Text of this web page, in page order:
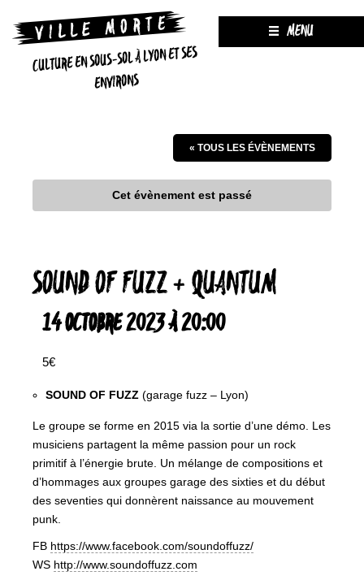
CULTURE EN SOUS-SOL À LYON ET SES
ENVIRONS
MENU
« TOUS LES ÉVÈNEMENTS
Cet évènement est passé
SOUND OF FUZZ + QUANTUM
14 OCTOBRE 2023 À 20:00
5€
SOUND OF FUZZ (garage fuzz – Lyon)
Le groupe se forme en 2015 via la sortie d’une démo. Les
musiciens partagent la même passion pour un rock
primitif à l’énergie brute. Un mélange de compositions et
d’hommages aux groupes garage des sixties et du début
des seventies qui donnèrent naissance au mouvement
punk.
FB https://www.facebook.com/soundoffuzz/
WS http://www.soundoffuzz.com